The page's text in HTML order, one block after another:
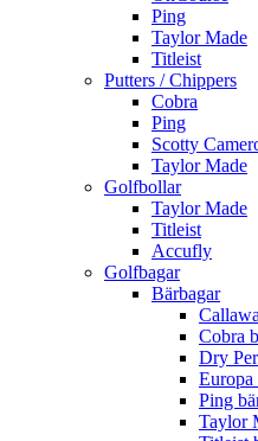
Ping
Taylor Made
Titleist
Putters / Chippers
Cobra
Ping
Scotty
Taylor Made
Golfbollar
Taylor Made
Titleist
Accufly
Golfbagar
Bärbagar
Cobra
Dry
Europa
Ping
Taylor